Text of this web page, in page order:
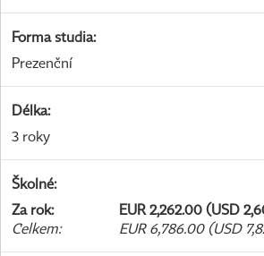
Forma studia:
Prezenční
Délka:
3 roky
Školné:
Za rok:
EUR 2,262.00 (USD
Celkem: EUR 6,786.00 (USD